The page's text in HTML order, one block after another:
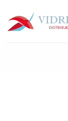
contenido